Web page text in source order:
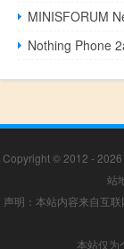
MINISFORUM
Nothing Phone
Copyright © 2012 - 2026
站
声明：本站内容来自互
本站仅为